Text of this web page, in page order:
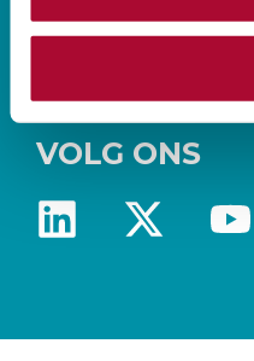
Privacy statement
VOLG ONS